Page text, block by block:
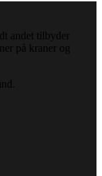
andet tilbyder
på kraner og